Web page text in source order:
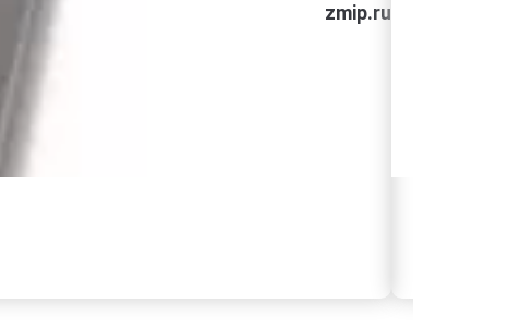
zmip.ru